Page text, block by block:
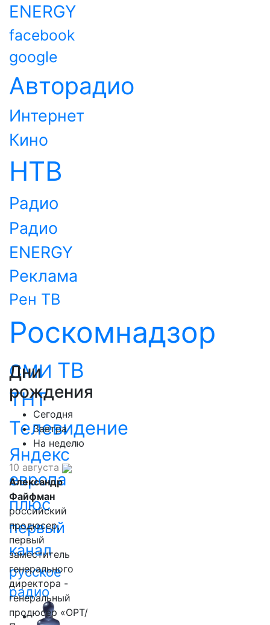
ENERGY
facebook
google
Авторадио
Интернет
Кино
НТВ
Радио
Радио
ENERGY
Реклама
Рен ТВ
Роскомнадзор
СМИ ТВ
ТНТ
Телевидение
Яндекс
европа
плюс
первый
канал
русское
радио
Дни
рождения
Сегодня
Завтра
На неделю
10 августа
Александр
Файфман
российский
продюсер,
первый
заместитель
генерального
директора -
генеральный
продюсер «ОРТ/